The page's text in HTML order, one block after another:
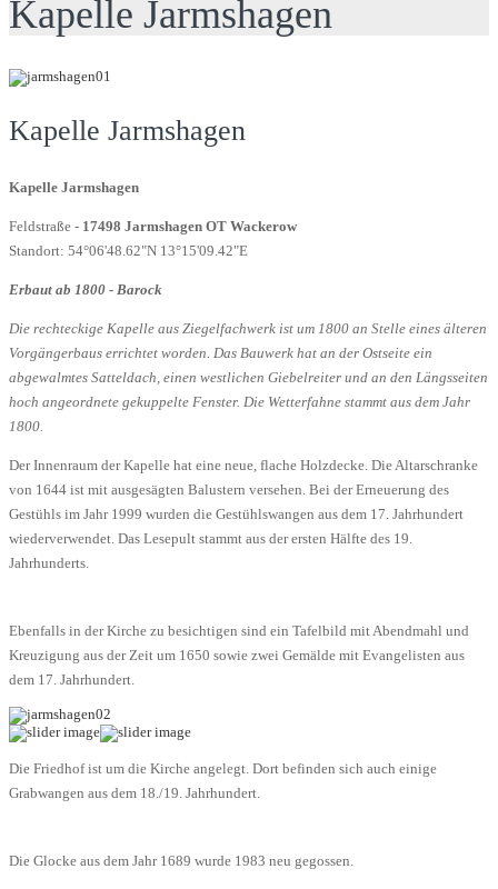
Kapelle Jarmshagen
Kapelle Jarmshagen
Kapelle Jarmshagen
Feldstraße - 17498 Jarmshagen OT Wackerow
Standort: 54°06'48.62"N 13°15'09.42"E
Erbaut ab 1800 - Barock
Die rechteckige Kapelle aus Ziegelfachwerk ist um 1800 an Stelle eines älteren
Vorgängerbaus errichtet worden. Das Bauwerk hat an der Ostseite ein
abgewalmtes Satteldach, einen westlichen Giebelreiter und an den Längsseiten
hoch angeordnete gekuppelte Fenster. Die Wetterfahne stammt aus dem Jahr
1800.
Der Innenraum der Kapelle hat eine neue, flache Holzdecke. Die Altarschranke
von 1644 ist mit ausgesägten Balustern versehen. Bei der Erneuerung des
Gestühls im Jahr 1999 wurden die Gestühlswangen aus dem 17. Jahrhundert
wiederverwendet. Das Lesepult stammt aus der ersten Hälfte des 19.
Jahrhunderts.
Ebenfalls in der Kirche zu besichtigen sind ein Tafelbild mit Abendmahl und
Kreuzigung aus der Zeit um 1650 sowie zwei Gemälde mit Evangelisten aus
dem 17. Jahrhundert.
Die Friedhof ist um die Kirche angelegt. Dort befinden sich auch einige
Grabwangen aus dem 18./19. Jahrhundert.
Die Glocke aus dem Jahr 1689 wurde 1983 neu gegossen.